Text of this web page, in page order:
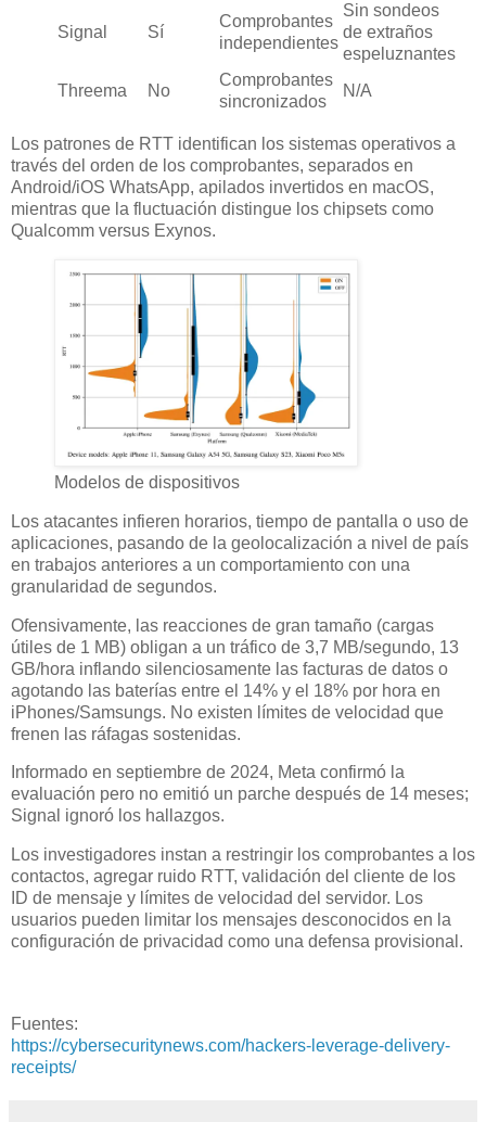
Signal Sí
Comprobantes
independientes
Sin sondeos
de extraños
espeluznantes
Threema
No
Comprobantes
sincronizados
N/A
Los patrones de RTT identifican los sistemas operativos a
través del orden de los comprobantes, separados en
Android/iOS WhatsApp, apilados invertidos en macOS,
mientras que la fluctuación distingue los chipsets como
Qualcomm versus Exynos.
Modelos de dispositivos
Los atacantes infieren horarios, tiempo de pantalla o uso de
aplicaciones, pasando de la geolocalización a nivel de país
en trabajos anteriores a un comportamiento con una
granularidad de segundos.
Ofensivamente, las reacciones de gran tamaño (cargas
útiles de 1 MB) obligan a un tráfico de 3,7 MB/segundo, 13
GB/hora inflando silenciosamente las facturas de datos o
agotando las baterías entre el 14% y el 18% por hora en
iPhones/Samsungs. No existen límites de velocidad que
frenen las ráfagas sostenidas.
Informado en septiembre de 2024, Meta confirmó la
evaluación pero no emitió un parche después de 14 meses;
Signal ignoró los hallazgos.
Los investigadores instan a restringir los comprobantes a los
contactos, agregar ruido RTT, validación del cliente de los
ID de mensaje y límites de velocidad del servidor. Los
usuarios pueden limitar los mensajes desconocidos en la
configuración de privacidad como una defensa provisional.
Fuentes:
https://cybersecuritynews.com/hackers-leverage-delivery-
receipts/